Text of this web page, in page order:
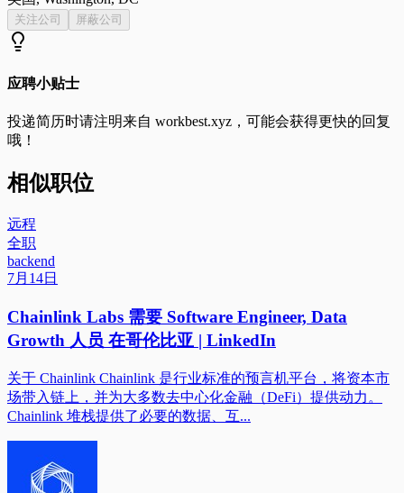
关注公司 屏蔽公司
应聘小贴士
投递简历时请注明来自 workbest.xyz ，可能会获得更快的回复
哦！
相似职位
远程
全职
backend
7月14日
Chainlink Labs 需要 Software Engineer, Data
Growth 人员 在哥伦比亚 | LinkedIn
关于 Chainlink Chainlink 是行业标准的预言机平台，将资本市
场带入链上，并为大多数去中心化金融（DeFi）提供动力。
Chainlink 堆栈提供了必要的数据、互...